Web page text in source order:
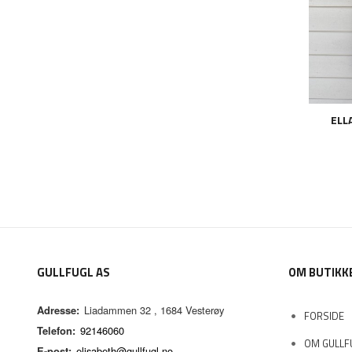
GULLFUGL AS
Adresse: Liadammen 32 , 1684 Vesterøy
Telefon: 92146060
OM
FORSIDE
OM